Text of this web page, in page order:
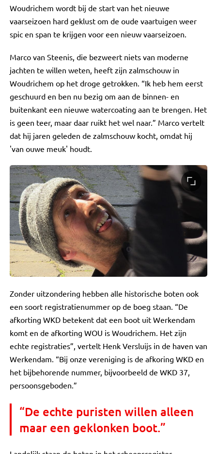
Woudrichem wordt bij de start van het nieuwe
vaarseizoen hard geklust om de oude vaartuigen weer
spic en span te krijgen voor een nieuw vaarseizoen.
Marco van Steenis, die bezweert niets van moderne
jachten te willen weten, heeft zijn zalmschouw in
Woudrichem op het droge getrokken. “Ik heb hem eerst
geschuurd en ben nu bezig om aan de binnen- en
buitenkant een nieuwe watercoating aan te brengen. Het
is geen teer, maar daar ruikt het wel naar.” Marco vertelt
dat hij jaren geleden de zalmschouw kocht, omdat hij
'van ouwe meuk' houdt.
Zonder uitzondering hebben alle historische boten ook
een soort registratienummer op de boeg staan. “De
afkorting WKD betekent dat een boot uit Werkendam
komt en de afkorting WOU is Woudrichem. Het zijn
echte registraties”, vertelt Henk Versluijs in de haven van
Werkendam. “Bij onze vereniging is de afkoring WKD en
het bijbehorende nummer, bijvoorbeeld de WKD 37,
persoonsgeboden.”
“De echte puristen willen alleen
maar een geklonken boot.”